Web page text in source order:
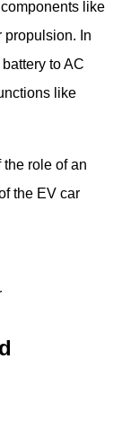
like
propulsion. In
to AC
like
role of an
the EV car